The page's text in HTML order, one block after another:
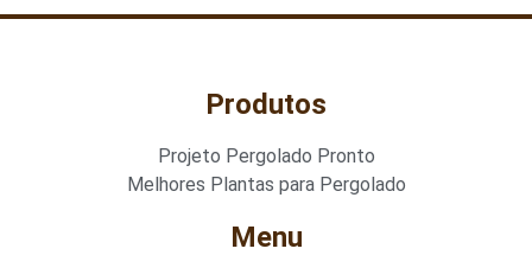
Produtos
Projeto Pergolado Pronto
Melhores Plantas para Pergolado
Menu